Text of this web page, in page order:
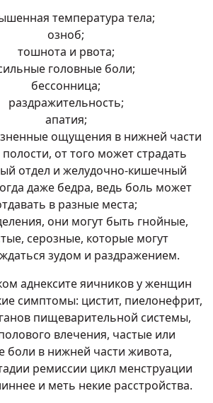
температура тела;
озноб;
тошнота и рвота;
головные боли;
бессонница;
раздражительность;
апатия;
ощущения в нижней части
от того может страдать
отдел и желудочно-кишечный
даже бедра, ведь боль может
в разные места;
они могут быть гнойные,
серозные, которые могут
зудом и раздражением.
аднексите яичников у женщин
симптомы: цистит, пиелонефрит,
пищеварительной системы,
влечения, частые или
боли в нижней части живота,
ремиссии цикл менструации
и меть некие расстройства.